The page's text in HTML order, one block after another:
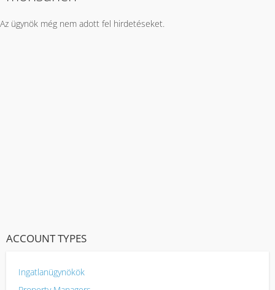
Az ügynök még nem adott fel hirdetéseket.
ACCOUNT TYPES
Ingatlanügynökök